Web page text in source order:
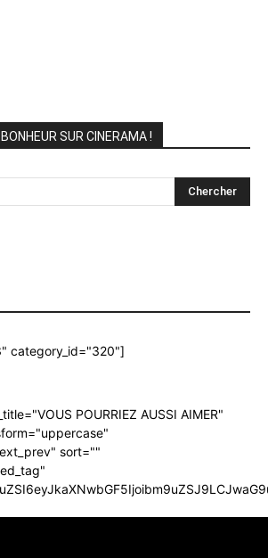
SUR CINERAMA !
Chercher
category_id="320"]
POURRIEZ AUSSI AIMER"
sort=""